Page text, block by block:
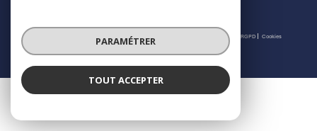
© 2026 | Tous droits réservés | Traduction powered by Google |
Mentions légales Politique RGPD Cookies
PARAMÉTRER
TOUT ACCEPTER